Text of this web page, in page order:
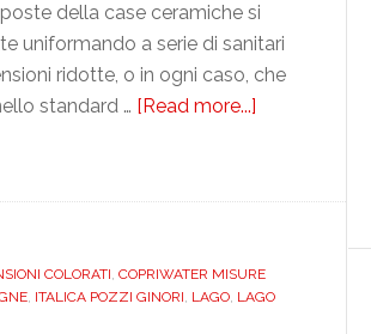
della case ceramiche si
uniformando a serie di sanitari
ridotte, o in ogni caso, che
standard …[Read more...]about
copriwater
di
COLORATI,COPRIWATER MISURE
,ITALICA POZZI GINORI,LAGO,LAGO